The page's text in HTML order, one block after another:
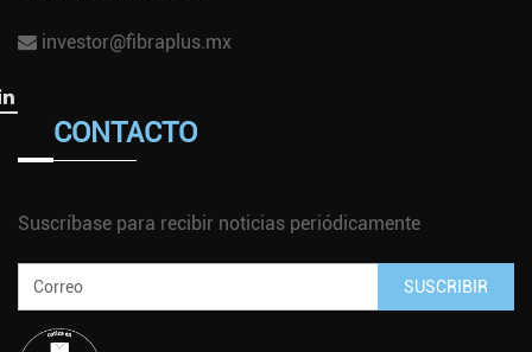
investor@fibraplus.mx
CONTACTO
Suscríbase para recibir noticias periódicamente
SUSCRIBIR